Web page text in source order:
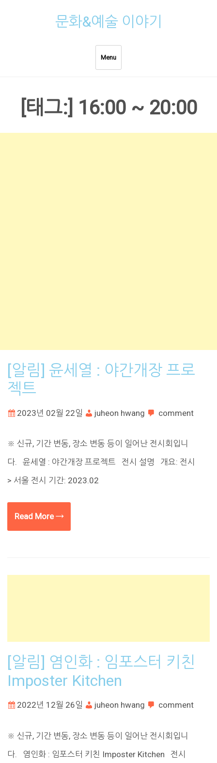
문화&예술 이야기
Menu
[태그:] 16:00 ~ 20:00
[알림] 윤세열 : 야간개장 프로
젝트
2023년 02월 22일 juheon hwang comment
※ 신규, 기간 변동, 장소 변동 등이 일어난 전시회입니
다. 윤세열 : 야간개장 프로젝트 전시 설명 개요: 전시
> 서울 전시 기간: 2023.02
Read More →
[알림] 염인화 : 임포스터 키친
Imposter Kitchen
2022년 12월 26일 juheon hwang comment
※ 신규, 기간 변동, 장소 변동 등이 일어난 전시회입니
다. 염인화 : 임포스터 키친 Imposter Kitchen 전시